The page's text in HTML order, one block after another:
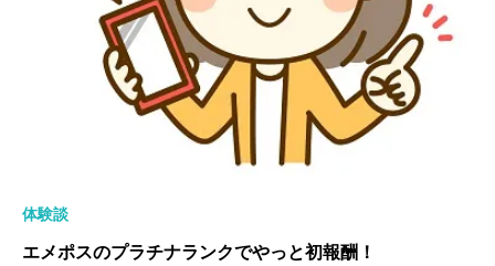
体験談
エメポスのプラチナランクでやっと初報酬！